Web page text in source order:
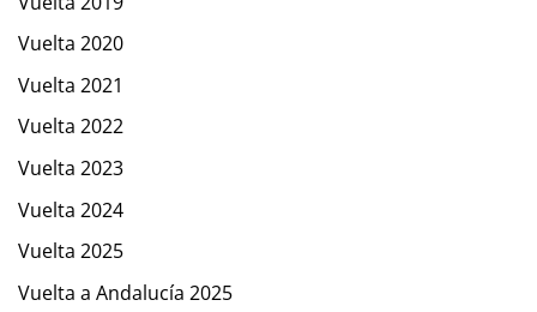
Vuelta 2020
Vuelta 2021
Vuelta 2022
Vuelta 2023
Vuelta 2024
Vuelta 2025
Vuelta a Andalucía 2025